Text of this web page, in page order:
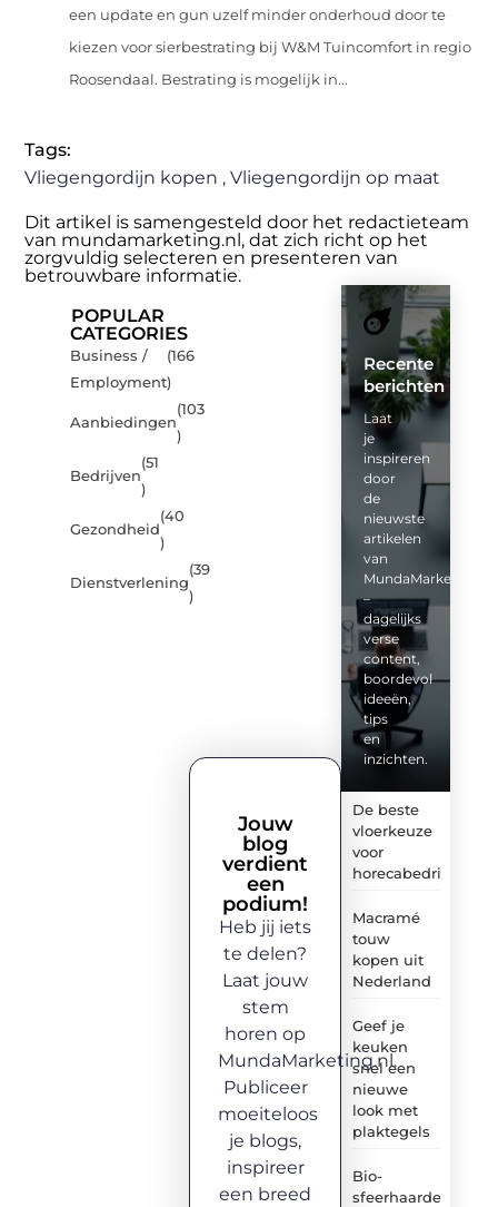
een update en gun uzelf minder onderhoud door te
kiezen voor sierbestrating bij W&M Tuincomfort in regio
Roosendaal. Bestrating is mogelijk in...
Tags:
Vliegengordijn kopen ,Vliegengordijn op maat
Dit artikel is samengesteld door het redactieteam
van mundamarketing.nl, dat zich richt op het
zorgvuldig selecteren en presenteren van
betrouwbare informatie.
POPULAR
CATEGORIES
Business /
Employment
(166
)
Aanbiedingen
(103
)
Bedrijven
(51
)
Gezondheid
(40
)
Dienstverlening
(39
)
Recente
berichten
Laat
je
inspireren
door
de
nieuwste
artikelen
van
MundaMarketing.nl
–
dagelijks
verse
content,
boordevol
ideeën,
tips
en
inzichten.
De beste
vloerkeuze
voor
horecabedrijven
Macramé
touw
kopen uit
Nederland
Geef je
keuken
snel een
nieuwe
look met
plaktegels
Bio-
sfeerhaarden
Jouw
blog
verdient
een
podium!
Heb jij iets
te delen?
Laat jouw
stem
horen op
MundaMarketing.nl.
Publiceer
moeiteloos
je blogs,
inspireer
een breed